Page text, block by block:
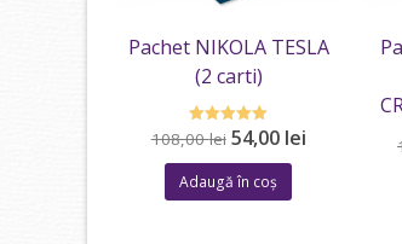
Pachet NIKOLA TESLA
(2 carti)
Evaluat la
108,00lei Prețul
inițial
a
54,00 leiPrețul
Adaugă în coș